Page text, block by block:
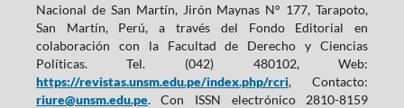
Nacional de San Martín, Jirón Maynas N° 177, Tarapoto,
San Martín, Perú, a través del Fondo Editorial en
colaboración con la Facultad de Derecho y Ciencias
Políticas. Tel. (042) 480102, Web:
https://revistas.unsm.edu.pe/index.php/rcri, Contacto:
riure@unsm.edu.pe. Con ISSN electrónico 2810-8159